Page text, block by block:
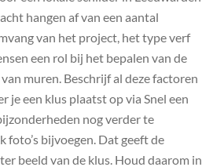
hangen af van een aantal
van het project, het type verf
een rol bij het bepalen van de
muren. Beschrijf al deze factoren
je een klus plaatst op via Snel een
nog verder te
foto’s bijvoegen. Dat geeft de
beeld van de klus. Houd daarom in